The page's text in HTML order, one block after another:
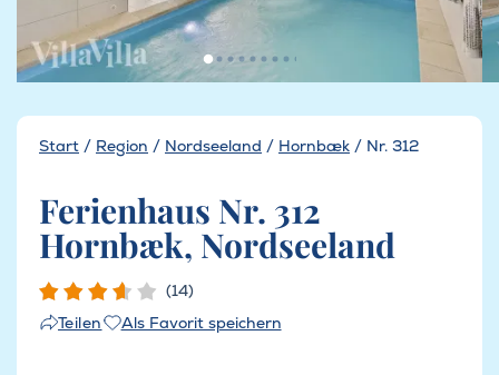
Start / Region / Nordseeland / Hornbæk / Nr. 312
Ferienhaus Nr. 312
Hornbæk, Nordseeland
(14)
Teilen
Als Favorit speichern